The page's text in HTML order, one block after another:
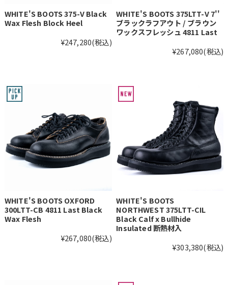
WHITE'S BOOTS 375-V Black
Wax Flesh Block Heel
¥247,280(税込)
WHITE'S BOOTS 375LTT-V 7''
ブラックラフアウト / ブラウン
ワックスフレッシュ 4811 Last
¥267,080(税込)
WHITE'S BOOTS OXFORD
300LTT-CB 4811 Last Black
Wax Flesh
¥267,080(税込)
WHITE'S BOOTS
NORTHWEST 375LTT-CIL
Black Calf x Bullhide
Insulated 断熱材入
¥303,380(税込)